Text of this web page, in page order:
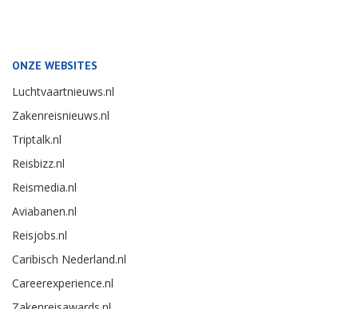
ONZE WEBSITES
Luchtvaartnieuws.nl
Zakenreisnieuws.nl
Triptalk.nl
Reisbizz.nl
Reismedia.nl
Aviabanen.nl
Reisjobs.nl
Caribisch Nederland.nl
Careerexperience.nl